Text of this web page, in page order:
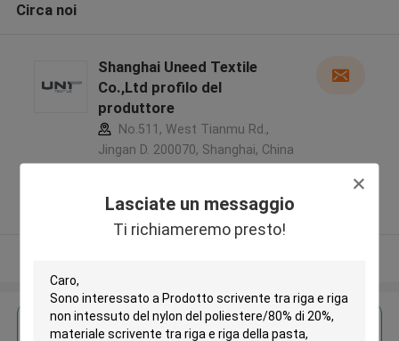
Lasciate un messaggio
Ti richiameremo presto!
Circa noi
Shanghai Uneed Textile
Co.,Ltd profilo del
produttore
No.511, West Tianmu Rd.,
Jingan D. 200070, Shanghai, China
Fornitore verificato
Ottieni il miglior prezzo per